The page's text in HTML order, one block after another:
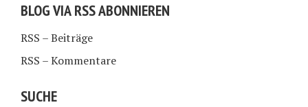
BLOG VIA RSS ABONNIEREN
RSS – Beiträge
RSS – Kommentare
SUCHE